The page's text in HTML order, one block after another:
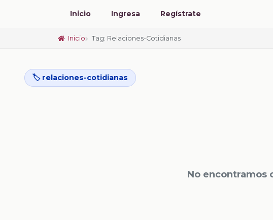
Inicio Ingresa Regístrate
Inicio Tag: Relaciones-Cotidianas
🏷️ relaciones-cotidianas
No encontramos